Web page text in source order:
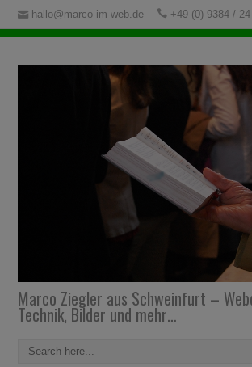
hallo@marco-im-web.de +49 (0) 9384 /
Marco Ziegler aus Schweinfurt –
Technik, Bilder und mehr…